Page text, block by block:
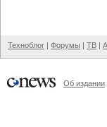
Техноблог | Форумы | ТВ |
Об издании